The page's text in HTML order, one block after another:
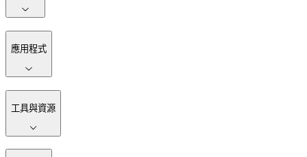
應用程式
工具與資源